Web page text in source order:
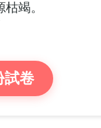
竭。
試卷